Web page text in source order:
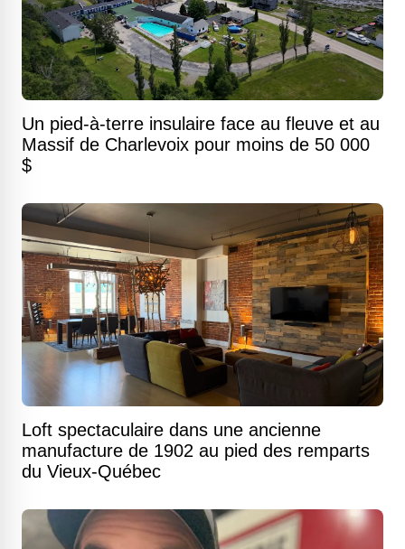
Un pied-à-terre insulaire face au fleuve et au
Massif de Charlevoix pour moins de 50 000
$
Loft spectaculaire dans une ancienne
manufacture de 1902 au pied des remparts
du Vieux-Québec